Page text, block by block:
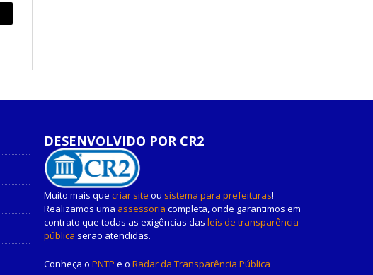
DESENVOLVIDO POR CR2
Muito mais que criar site ou sistema para prefeituras!
Realizamos uma assessoria completa, onde garantimos em
contrato que todas as exigências das leis de transparência
pública serão atendidas.
Conheça o PNTP e o Radar da Transparência Pública